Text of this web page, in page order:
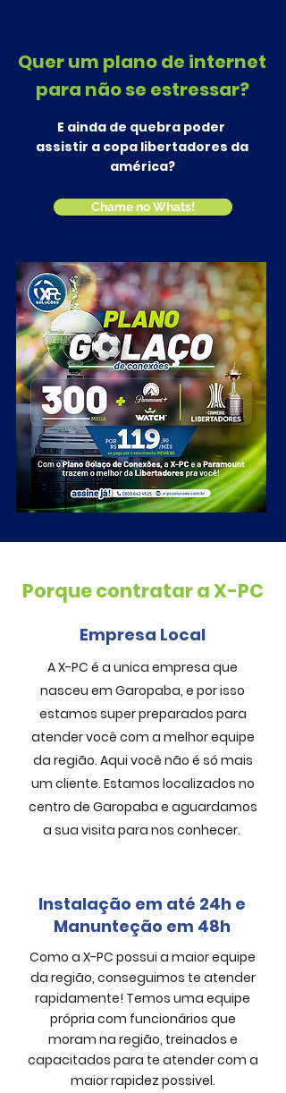
Quer um plano de internet
para não se estressar?
E ainda de quebra poder
assistir a copa libertadores da
américa?
Chame no Whats!
Porque contratar a X-PC
Empresa Local
A X-PC é a unica empresa que
nasceu em Garopaba, e por isso
estamos super preparados para
atender você com a melhor equipe
da região. Aqui você não é só mais
um cliente. Estamos localizados no
centro de Garopaba e aguardamos
a sua visita para nos conhecer.
Instalação em até 24h e
Manunteção em 48h
Como a X-PC possui a maior equipe
da região, conseguimos te atender
rapidamente! Temos uma equipe
própria com funcionários que
moram na região, treinados e
capacitados para te atender com a
maior rapidez possivel.